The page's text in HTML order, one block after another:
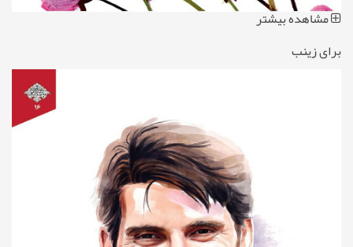
مشاهده بیشتر
برای زینب